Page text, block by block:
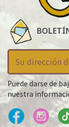
Puede darse de
nuestra